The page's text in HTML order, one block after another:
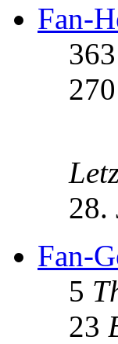
Fan-
363
28.
Fan-
5
23